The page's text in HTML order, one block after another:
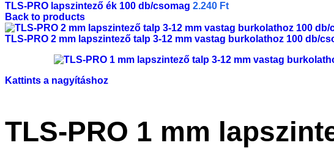
TLS-PRO lapszintező ék 100 db/csomag 2.240 Ft
Back to products
TLS-PRO 2 mm lapszintező talp 3-12 mm vastag burkolathoz 100 db/
Kattints a nagyításhoz
TLS-PRO 1 mm